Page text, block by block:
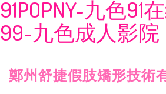
91POPNY-九色91
99-九色成人影院
鄭州舒捷假肢矯形技術